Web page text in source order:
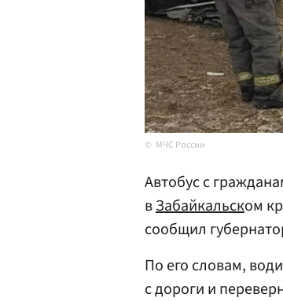
МЧС России
Автобус с
вЗабайкальском
сообщил
По его словам,
с дороги и